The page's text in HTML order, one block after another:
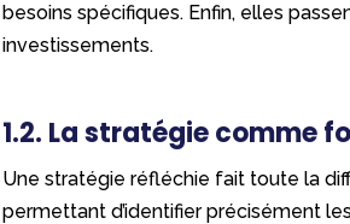
besoins spécifiques. Enfin, elles
investissements.
1.2. La stratégie comme
Une stratégie réfléchie fait toute la
permettant d’identifier précisément